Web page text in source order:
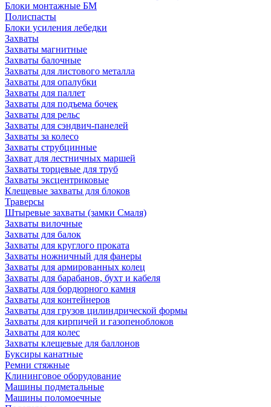
Блоки монтажные БМ
Полиспасты
Блоки усиления лебедки
Захваты
Захваты магнитные
Захваты балочные
Захваты для листового металла
Захваты для опалубки
Захваты для паллет
Захваты для подъема бочек
Захваты для рельс
Захваты для сэндвич-панелей
Захваты за колесо
Захваты струбцинные
Захват для лестничных маршей
Захваты торцевые для труб
Захваты эксцентриковые
Клещевые захваты для блоков
Траверсы
Штыревые захваты (замки Смаля)
Захваты вилочные
Захваты для балок
Захваты для круглого проката
Захваты ножничный для фанеры
Захваты для армированных колец
Захваты для барабанов, бухт и кабеля
Захваты для бордюрного камня
Захваты для контейнеров
Захваты для грузов цилиндрической формы
Захваты для кирпичей и газопеноблоков
Захваты для колес
Захваты клещевые для баллонов
Буксиры канатные
Ремни стяжные
Клининговое оборудование
Машины подметальные
Машины поломоечные